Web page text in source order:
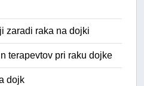
zaradi raka na dojki
terapevtov pri raku dojke
dojk